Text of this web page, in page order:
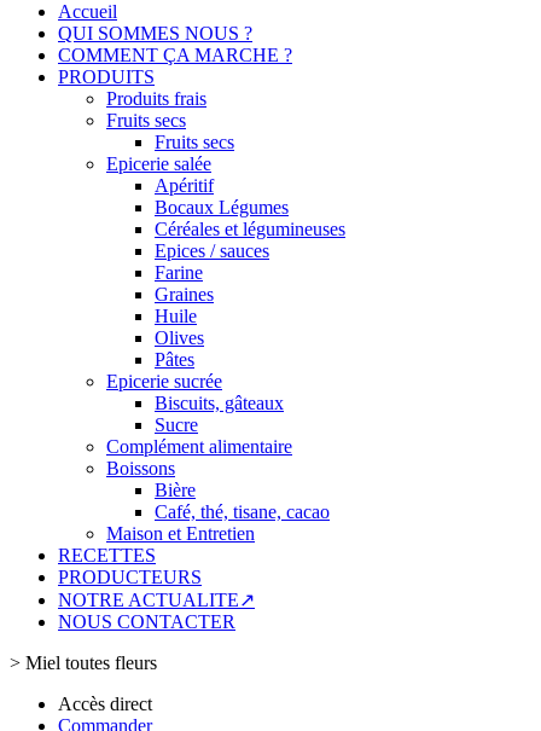
Accueil
QUI SOMMES NOUS ?
COMMENT ÇA MARCHE ?
PRODUITS
Produits frais
Fruits secs
Fruits secs
Epicerie salée
Apéritif
Bocaux Légumes
Céréales et légumineuses
Epices / sauces
Farine
Graines
Huile
Olives
Pâtes
Epicerie sucrée
Biscuits, gâteaux
Sucre
Complément alimentaire
Boissons
Bière
Café, thé, tisane, cacao
Maison et Entretien
RECETTES
PRODUCTEURS
NOTRE ACTUALITE↗
NOUS CONTACTER
> Miel toutes fleurs
Accès direct
Commander